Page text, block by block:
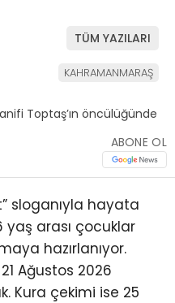
TÜM YAZILARI
KAHRAMANMARAŞ
ABONE OL
sloganıyla hayata
arası çocuklar
hazırlanıyor.
Ağustos 2026
Kura çekimi ise 25